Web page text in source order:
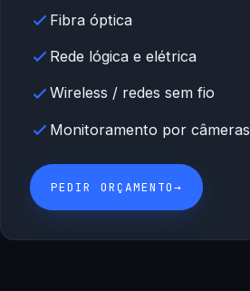
Fibra óptica
Rede lógica e elétrica
Wireless / redes sem fio
Monitoramento por câmeras
PEDIR ORÇAMENTO→